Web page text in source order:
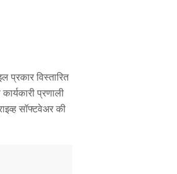
प्रकार विस्तारित
प्रणाली
सॉफ्टवेअर की